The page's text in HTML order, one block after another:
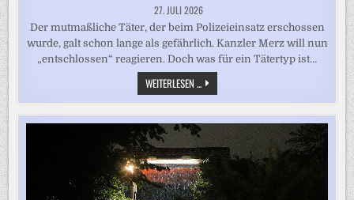
27. JULI 2026
Der mutmaßliche Täter, der beim Polizeieinsatz erschossen
wurde, galt schon lange als gefährlich. Kanzler Merz will nun
„entschlossen“ reagieren. Doch was für ein Tätertyp ist…
WEITERLESEN ... ANSCHLAG
IN
BERLIN:
WIESO
ABDUL
B.
NOCH
AUF
FREIEM
FUSS S
EIN D
URFTE